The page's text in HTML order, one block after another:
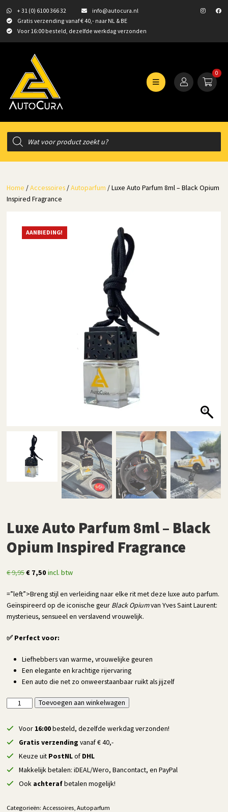
+ 31 (0) 6100 366 32
info@autocura.nl
Gratis verzending vanaf € 40,- naar NL & BE
Voor 16:00 besteld, dezelfde werkdag verzonden
0
Producten
zoeken
Home /Accessoires /Autoparfum / Luxe Auto Parfum 8ml – Black Opium
Inspired Fragrance
AANBIEDING!
Luxe Auto Parfum 8ml – Black
Opium Inspired Fragrance
€9,95Oorspronkelijke
was:
€ 9,95.
€ 7,50Huidige
is:
€ 7,50.
incl. btw
=”left”>Breng stijl en verleiding naar elke rit met deze luxe auto parfum.
Geïnspireerd op de iconische geur Black Opiumvan Yves Saint Laurent:
mysterieus, sensueel en verslavend vrouwelijk.
✅ Perfect voor:
Liefhebbers van warme, vrouwelijke geuren
Een elegante en krachtige rijervaring
Een auto die net zo onweerstaanbaar ruikt als jijzelf
Luxe
Parfum
-
Black
Opium
Inspired
Toevoegen aan winkelwagen
Voor 16:00besteld, dezelfde werkdag verzonden!
Gratis verzending vanaf € 40,-
Keuze uit PostNLof DHL
Makkelijk betalen: iDEAL/Wero, Bancontact, en PayPal
Ook achterafbetalen mogelijk!
Categorieën:Accessoires ,Autoparfum